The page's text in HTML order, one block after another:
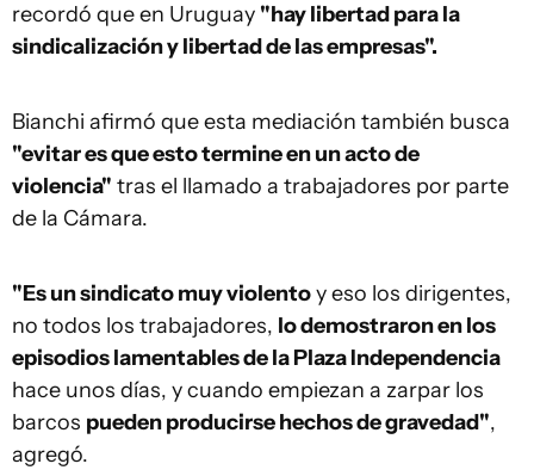
recordó que en Uruguay "hay libertad para la
sindicalización y libertad de las empresas".
Bianchi afirmó que esta mediación también busca
"evitar es que esto termine en un acto de
violencia" tras el llamado a trabajadores por parte
de la Cámara.
"Es un sindicato muy violentoy eso los dirigentes,
no todos los trabajadores, lo demostraron en los
episodios lamentables de la Plaza Independencia
hace unos días, y cuando empiezan a zarpar los
barcos pueden producirse hechos de gravedad",
agregó.